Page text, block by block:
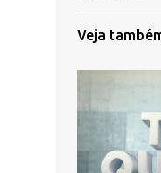
Veja